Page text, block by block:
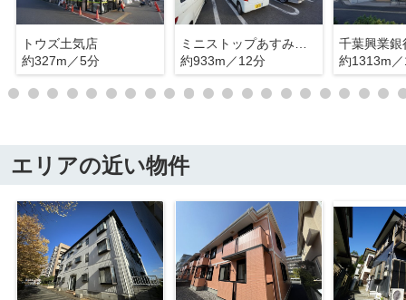
トウズ土気店
約327m／5分
約933m／12分
約1313m
エリアの近い物件